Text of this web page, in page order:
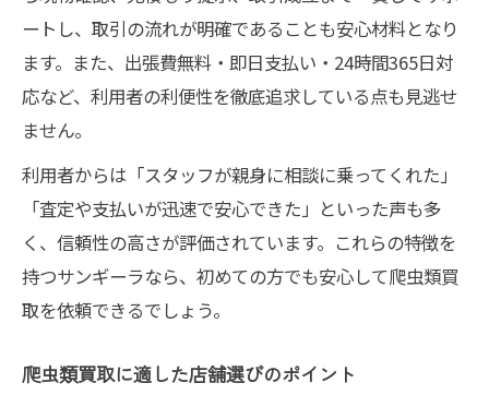
ートし、取引の流れが明確であることも安心材料となり
ます。また、出張費無料・即日支払い・24時間365日対
応など、利用者の利便性を徹底追求している点も見逃せ
ません。
利用者からは「スタッフが親身に相談に乗ってくれた」
「査定や支払いが迅速で安心できた」といった声も多
く、信頼性の高さが評価されています。これらの特徴を
持つサンギーラなら、初めての方でも安心して爬虫類買
取を依頼できるでしょう。
爬虫類買取に適した店舗選びのポイント